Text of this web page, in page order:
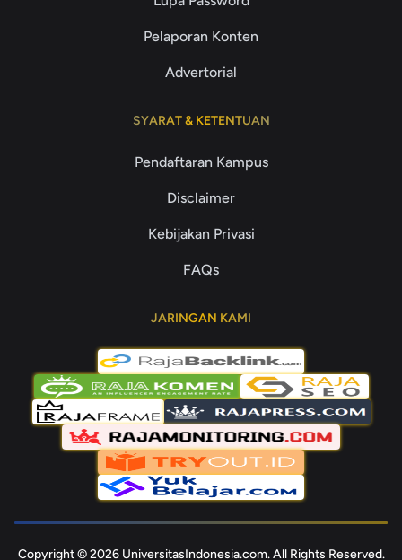
Pelaporan Konten
Advertorial
SYARAT & KETENTUAN
Pendaftaran Kampus
Disclaimer
Kebijakan Privasi
FAQs
JARINGAN KAMI
Copyright © 2026 UniversitasIndonesia.com. All Rights Reserved.